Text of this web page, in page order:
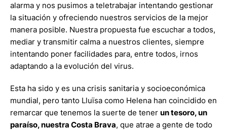
alarma y nos pusimos a teletrabajar intentando gestionar
la situación y ofreciendo nuestros servicios de la mejor
manera posible. Nuestra propuesta fue escuchar a todos,
mediar y transmitir calma a nuestros clientes, siempre
intentando poner facilidades para, entre todos, irnos
adaptando a la evolución del virus.
Esta ha sido y es una crisis sanitaria y socioeconómica
mundial, pero tanto Lluïsa como Helena han coincidido en
remarcar que tenemos la suerte de tener un tesoro, un
paraíso, nuestra Costa Brava, que atrae a gente de todo